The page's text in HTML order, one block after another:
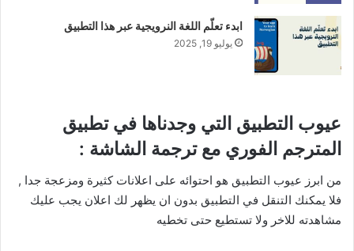
ابدء تعلّم اللغة النرويجية عبر هذا التطبيق
يوليو 19, 2025
عيوب التطبيق التي وجدناها في تطبيق
المترجم الفوري مع ترجمة الشاشة :
من ابرز عيوب التطبيق هو احتوائه على اعلانات كثيرة ومزعجة جدا ,
فلا يمكنك التنقل في التطبيق بدون ان يظهر لك اعلان يجب عليك
مشاهدته للاخر ولا تستطيع حتى تخطيه